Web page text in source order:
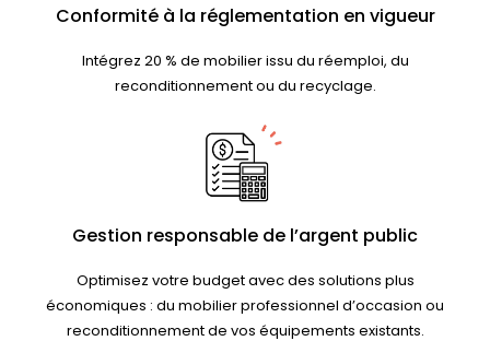
Conformité à la réglementation en vigueur
Intégrez 20 % de mobilier issu du réemploi, du
reconditionnement ou du recyclage.
Gestion responsable de l’argent public
Optimisez votre budget avec des solutions plus
économiques : du mobilier professionnel d’occasion ou
reconditionnement de vos équipements existants.